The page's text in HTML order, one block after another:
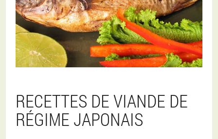
RECETTES DE VIANDE DE
RÉGIME JAPONAIS